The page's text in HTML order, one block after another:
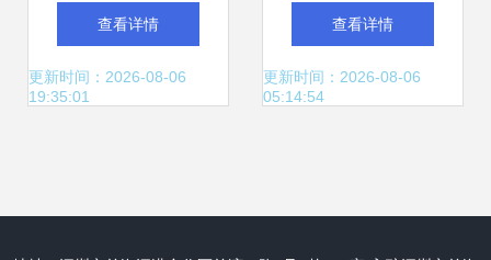
人小课堂 揭秘真正
的智能客服机器人
查看详情
更新时间：2026-08-06
19:35:01
来 上万用户信赖的
高品质2.4G无线通
查看详情
更新时间：2026-08-06
05:14:54